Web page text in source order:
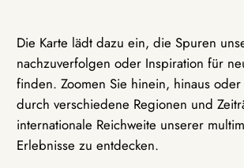
Die Karte lädt dazu ein, die Spuren
nachzuverfolgen oder Inspiration für
finden. Zoomen Sie hinein, hinaus
durch verschiedene Regionen und
internationale Reichweite unserer
Erlebnisse zu entdecken.